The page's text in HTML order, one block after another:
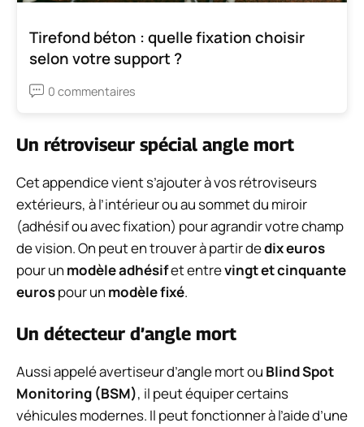
Tirefond béton : quelle fixation choisir
selon votre support ?
0 commentaires
Un rétroviseur spécial angle mort
Cet appendice vient s’ajouter à vos rétroviseurs
extérieurs, à l’intérieur ou au sommet du miroir
(adhésif ou avec fixation) pour agrandir votre champ
de vision. On peut en trouver à partir dedix euros
pour un modèle adhésifet entrevingt et cinquante
eurospour un modèle fixé.
Un détecteur d’angle mort
Aussi appelé avertiseur d’angle mort ou Blind Spot
Monitoring (BSM), il peut équiper certains
véhicules modernes. Il peut fonctionner à l’aide d’une